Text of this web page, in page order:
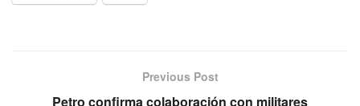
Previous Post
Petro confirma colaboración con militares